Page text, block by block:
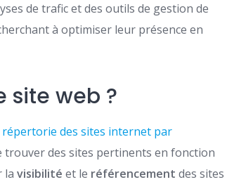
de trafic et des outils de gestion de
à optimiser leur présence en
site web ?
répertorie des sites internet par
trouver des sites pertinents en fonction
lavisibilité et le référencement des sites